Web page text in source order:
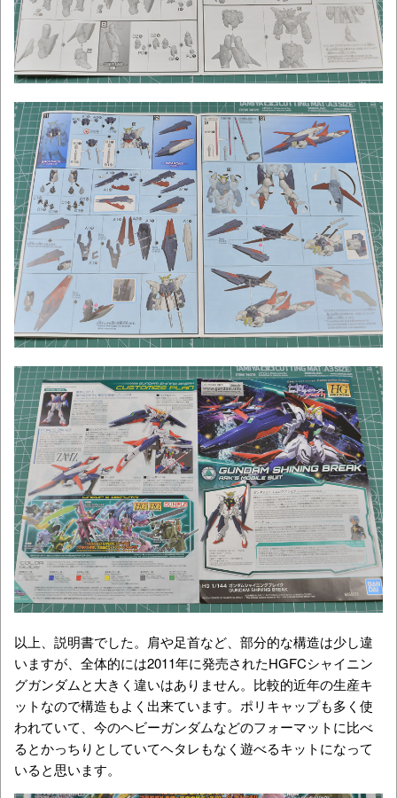
以上、説明書でした。肩や足首など、部分的な構造は少し違
いますが、全体的には2011年に発売されたHGFCシャイニン
グガンダムと大きく違いはありません。比較的近年の生産キ
ットなので構造もよく出来ています。ポリキャップも多く使
われていて、今のヘビーガンダムなどのフォーマットに比べ
るとかっちりとしていてヘタレもなく遊べるキットになって
いると思います。